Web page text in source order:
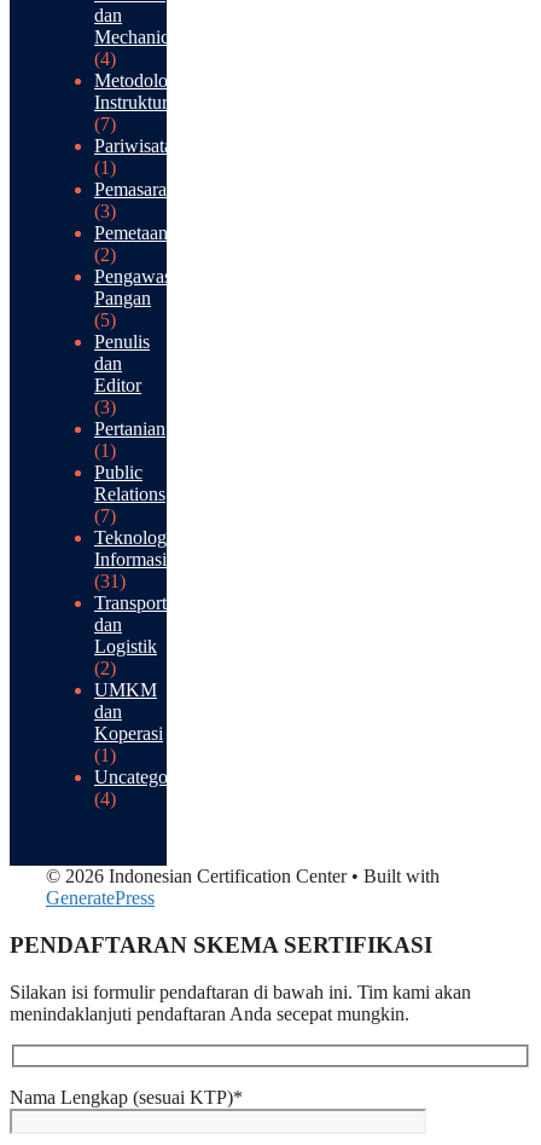
dan
Mechanical
(4)
Metodologi
Instruktur
(7)
Pariwisata
(1)
Pemasaran
(3)
Pemetaan
(2)
Pengawasan
Pangan
(5)
Penulis
dan
Editor
(3)
Pertanian
(1)
Public
Relations
(7)
Teknologi
Informasi
(31)
Transportasi
dan
Logistik
(2)
UMKM
dan
Koperasi
(1)
Uncategorized
(4)
© 2026 Indonesian Certification Center• Built with
GeneratePress
PENDAFTARAN SKEMA SERTIFIKASI​
Silakan isi formulir pendaftaran di bawah ini. Tim kami akan
menindaklanjuti pendaftaran Anda secepat mungkin.
Nama Lengkap (sesuai KTP)*